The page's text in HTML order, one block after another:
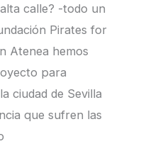
calle? -todo un
Pirates for
Atenea hemos
para
ciudad de Sevilla
que sufren las